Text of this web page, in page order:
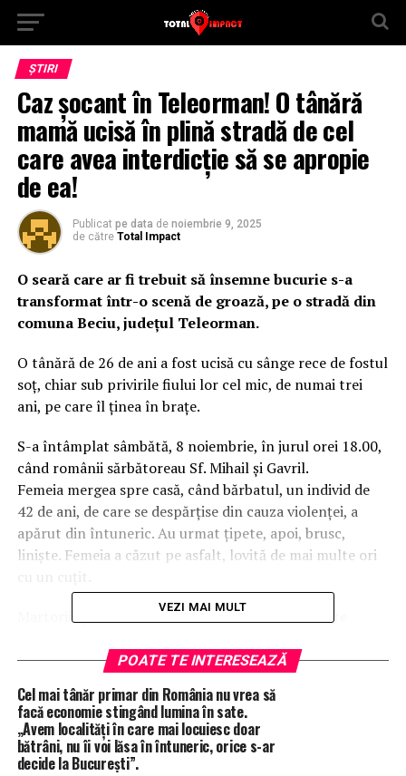
ȘTIRI
Caz șocant în Teleorman! O tânără
mamă ucisă în plină stradă de cel
care avea interdicție să se apropie
de ea!
Publicat pe data de noiembrie 9, 2025
de către Total Impact
O seară care ar fi trebuit să însemne bucurie s-a
transformat într-o scenă de groază, pe o stradă din
comuna Beciu, județul Teleorman.
O tânără de 26 de ani a fost ucisă cu sânge rece de fostul
soț, chiar sub privirile fiului lor cel mic, de numai trei
ani, pe care îl ținea în brațe.
S-a întâmplat sâmbătă, 8 noiembrie, în jurul orei 18.00,
când românii sărbătoreau Sf. Mihail și Gavril.
Femeia mergea spre casă, când bărbatul, un individ de
42 de ani, de care se despărțise din cauza violenței, a
apărut din întuneric. Au urmat țipete, apoi, brusc,
liniște. Femeia a căzut pe asfalt, lovită de mai multe ori
Martorii spun că tânăra îl reclamasese în repetate
emiseseră un ordin de protecție în urmă cu aproximativ
tragedie. Agresorul o urmărea în continuare, apărea în
fața casei, o intimida, iar ea trăia zilnic cu frica în suflet.
După ce a înjunghiat-o, bărbatul a fugit acasă. Câteva
VEZI MAI MULT
POATE TE INTERESEAZĂ
Cel mai tânăr primar din România nu vrea să
facă economie stingând lumina în sate.
„Avem localități în care mai locuiesc doar
bătrâni, nu îi voi lăsa în întuneric, orice s-ar
decide la București”.